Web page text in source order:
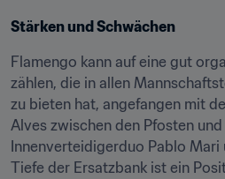
Stärken und Schwächen
Flamengo kann auf eine gut
zählen, die in allen
zu bieten hat, angefangen mit
Alves zwischen den Pfosten
Innenverteidigerduo Pablo Mari
Tiefe der Ersatzbank ist ein